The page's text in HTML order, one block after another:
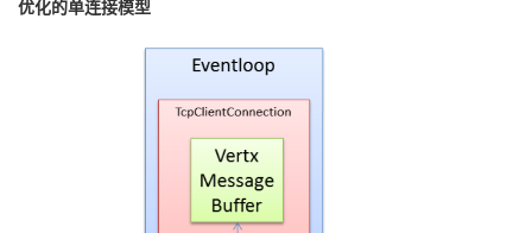
优化的单连接模型